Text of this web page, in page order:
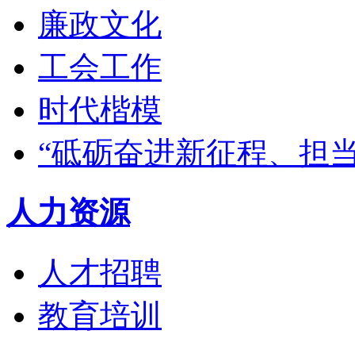
廉政文化
工会工作
时代楷模
“砥砺奋进新征程、担
人力资源
人才招聘
教育培训